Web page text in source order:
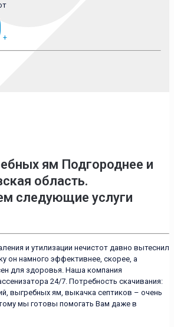
+
ям Подгороднее и
область.
следующие услуги
и утилизации нечистот давно вытеснил
он намного эффективнее, скорее, а
для здоровья. Наша компания
24/7. Потребность скачивания:
выгребных ям, выкачка септиков – очень
мы готовы помогать Вам даже в